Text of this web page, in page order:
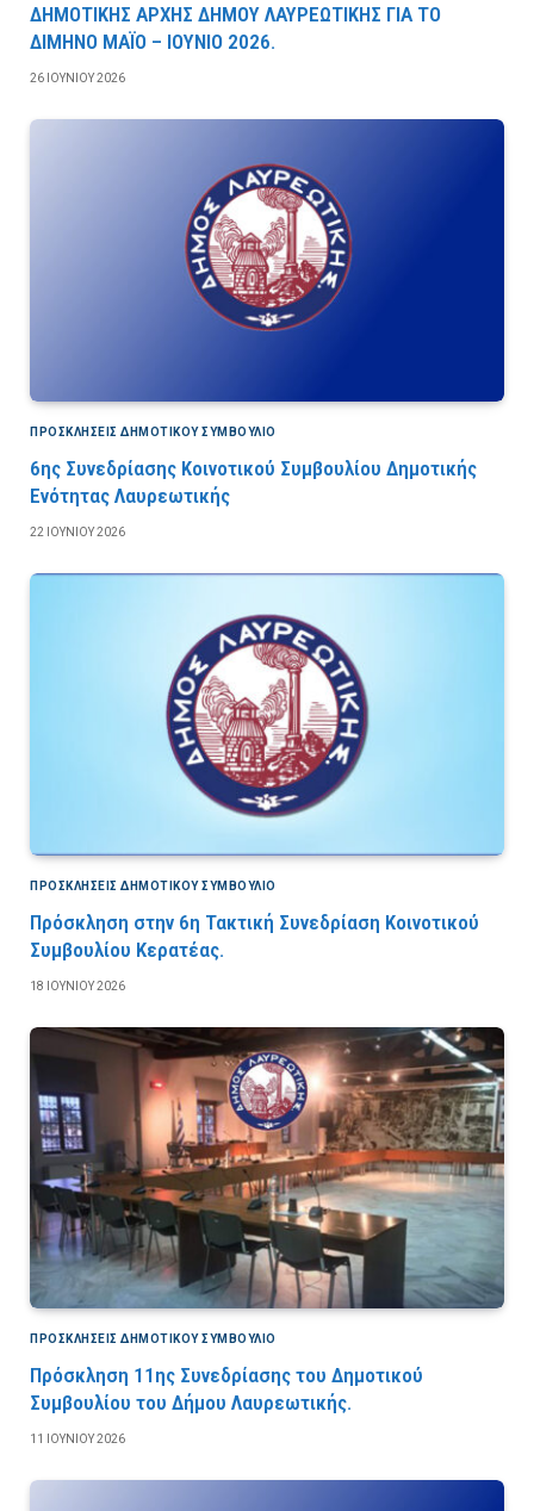
ΔΗΜΟΤΙΚΗΣ ΑΡΧΗΣ ΔΗΜΟΥ ΛΑΥΡΕΩΤΙΚΗΣ ΓΙΑ ΤΟ
ΔΙΜΗΝΟ ΜΑΪΟ – ΙΟΥΝΙΟ 2026.
26 ΙΟΥΝΊΟΥ 2026
ΠΡΟΣΚΛΉΣΕΙΣ ΔΗΜΟΤΙΚΟΎ ΣΥΜΒΟΎΛΙΟ
6ης Συνεδρίασης Κοινοτικού Συμβουλίου Δημοτικής
Ενότητας Λαυρεωτικής
22 ΙΟΥΝΊΟΥ 2026
ΠΡΟΣΚΛΉΣΕΙΣ ΔΗΜΟΤΙΚΟΎ ΣΥΜΒΟΎΛΙΟ
Πρόσκληση στην 6η Τακτική Συνεδρίαση Κοινοτικού
Συμβουλίου Κερατέας.
18 ΙΟΥΝΊΟΥ 2026
ΠΡΟΣΚΛΉΣΕΙΣ ΔΗΜΟΤΙΚΟΎ ΣΥΜΒΟΎΛΙΟ
Πρόσκληση 11ης Συνεδρίασης του Δημοτικού
Συμβουλίου του Δήμου Λαυρεωτικής.
11 ΙΟΥΝΊΟΥ 2026